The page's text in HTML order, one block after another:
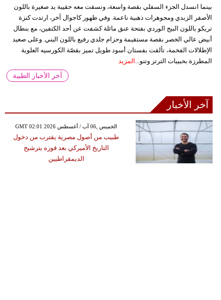
بينما انسدل الجزء السفلي بقصة واسعة، ونسقت معه حقيبة يد صغيرة باللون
الأصفر الزبدي ومجوهرات ذهبية ناعمة. وفي ظهور كاجوال آخر، ارتدت كنزة
تريكو باللون البيج الوردي بفتحة عنق مائلة كشفت عن أحد الكتفين، مع بنطال
أبيض عالي الخصر بقصة مستقيمة وحزام جلدي رفيع باللون البني. وعلى صعيد
الإطلالات الفخمة، تألقت بفستان أسود طويل تميز بقصّة الكورسيه العلوية
المطرزة بحبيبات الترتر وتنو...
المزيد
آخر الأخبار الطبية
آخر الأخبار
GMT 02:01 2026 الخميس ,06 آب / أغسطس
طبيب من أصول مصرية يقترب من دخول
التاريخ الأميركي بعد فوزه بترشيح
الديمقراطيين